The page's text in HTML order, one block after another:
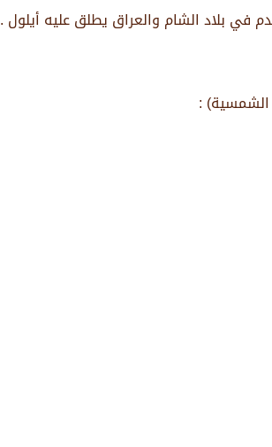
في بلاد الشام والعراق يطلق عليه أيلول .
الشمسية) :